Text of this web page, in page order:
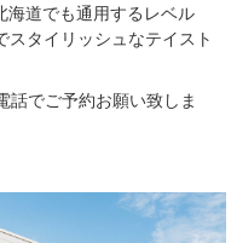
道でも通用するレベル
タイリッシュなテイスト
話でご予約お願い致しま